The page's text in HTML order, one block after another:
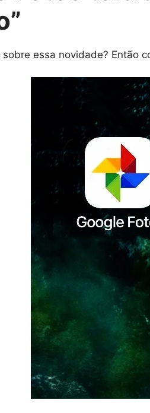
sobre essa novidade? Então